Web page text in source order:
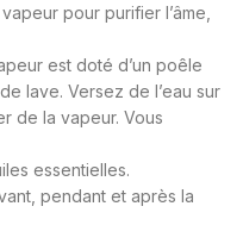
pour purifier l’âme,
est doté d’un poêle
lave. Versez de l’eau sur
de la vapeur. Vous
essentielles.
pendant et après la